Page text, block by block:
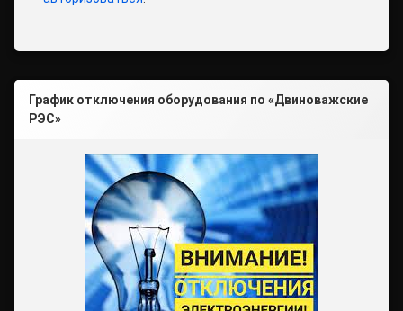
График отключения оборудования по «Двиноважские
РЭС»